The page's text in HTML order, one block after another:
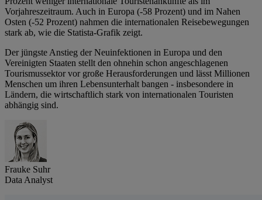
Vorjahreszeitraum. Auch in Europa (-58 Prozent) und im Nahen
Osten (-52 Prozent) nahmen die internationalen Reisebewegungen
stark ab, wie die Statista-Grafik zeigt.
Der jüngste Anstieg der Neuinfektionen in Europa und den
Vereinigten Staaten stellt den ohnehin schon angeschlagenen
Tourismussektor vor große Herausforderungen und lässt Millionen
Menschen um ihren Lebensunterhalt bangen - insbesondere in
Ländern, die wirtschaftlich stark von internationalen Touristen
abhängig sind.
Frauke Suhr
Data Analyst